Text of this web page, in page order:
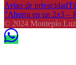
Aviso de privacidad
"Ahorra en un 2x3 –
© 2024 Montepío Luz